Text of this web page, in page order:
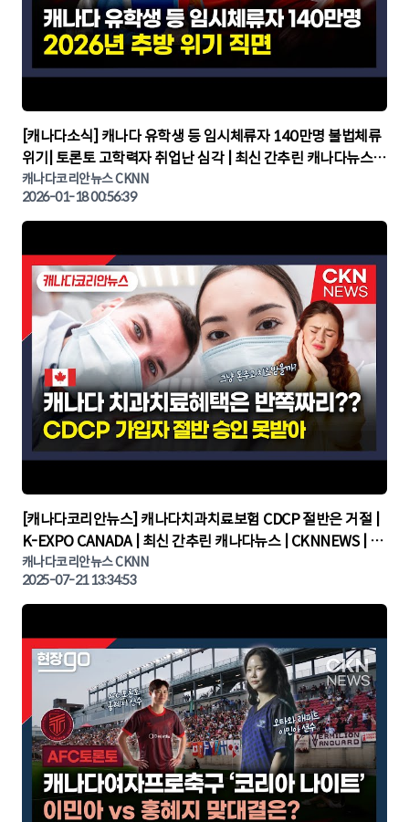
▶
[캐나다소식] 캐나다 유학생 등 임시체류자 140만명 불법체류
위기| 토론토 고학력자 취업난 심각 | 최신 간추린 캐나다뉴스 |
CKNNEWS, 캐나다코리안뉴스
캐나다코리안뉴스 CKNN
2026-01-18 00:56:39
▶
[캐나다코리안뉴스] 캐나다치과치료보험 CDCP 절반은 거절 |
K-EXPO CANADA | 최신 간추린 캐나다뉴스 | CKNNEWS | 캐
나다뉴스 | 토론토뉴스
캐나다코리안뉴스 CKNN
2025-07-21 13:34:53